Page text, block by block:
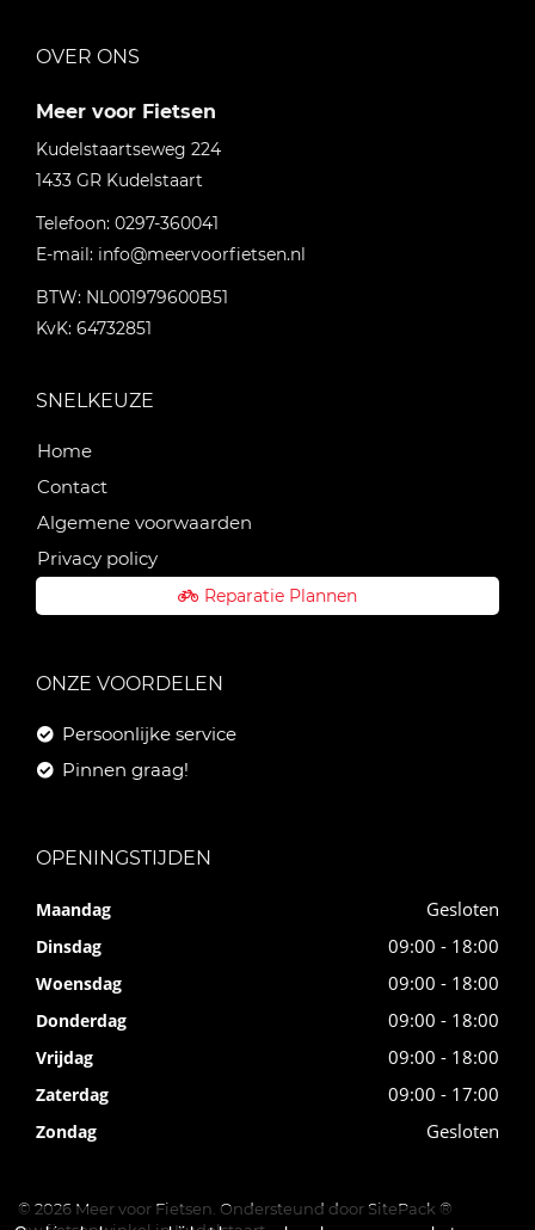
OVER ONS
Meer voor Fietsen
Kudelstaartseweg 224
1433 GR Kudelstaart
Telefoon: 0297-360041
E-mail: info@meervoorfietsen.nl
BTW: NL001979600B51
KvK: 64732851
SNELKEUZE
Home
Contact
Algemene voorwaarden
Privacy policy
Reparatie Plannen
ONZE VOORDELEN
Persoonlijke service
Pinnen graag!
OPENINGSTIJDEN
Maandag Gesloten
Dinsdag 09:00 - 18:00
Woensdag 09:00 - 18:00
Donderdag 09:00 - 18:00
Vrijdag 09:00 - 18:00
Zaterdag 09:00 - 17:00
Zondag Gesloten
© 2026 Meer voor Fietsen. Ondersteund door SitePack ®